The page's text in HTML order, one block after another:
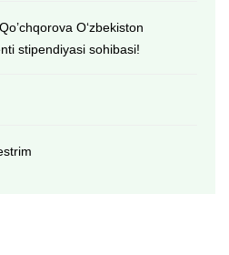
O‘zbekiston
stipendiyasi sohibasi!